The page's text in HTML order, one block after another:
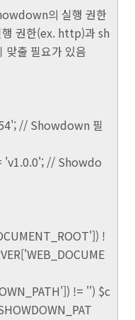
의 실행 권한
권한(ex. http)과 sh
출 필요가 있음
// Showdown 필
// Showdo
!
!= '') $c